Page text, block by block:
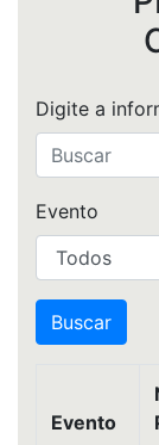
Digite a
Evento
Evento